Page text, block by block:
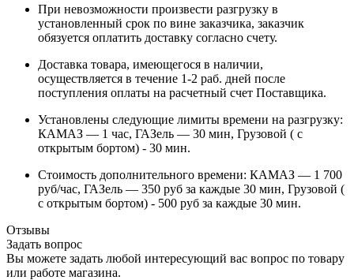
При невозможности произвести разгрузку в
установленный срок по вине заказчика, заказчик
обязуется оплатить доставку согласно счету.
Доставка товара, имеющегося в наличии,
осуществляется в течение 1-2 раб. дней после
поступления оплаты на расчетный счет Поставщика.
Установлены следующие лимиты времени на разгрузку:
КАМАЗ — 1 час, ГАЗель — 30 мин, Грузовой ( с
открытым бортом) - 30 мин.
Стоимость дополнительного времени: КАМАЗ — 1 700
руб/час, ГАЗель — 350 руб за каждые 30 мин, Грузовой (
с открытым бортом) - 500 руб за каждые 30 мин.
Отзывы
Задать вопрос
Вы можете задать любой интересующий вас вопрос по товару
или работе магазина.